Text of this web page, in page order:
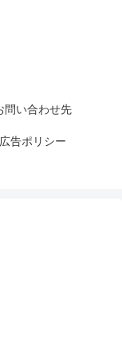
問い合わせ先
広告ポリシー